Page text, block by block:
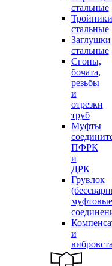
стальные
Тройники
стальные
Заглушки
стальные
Сгоны,
бочата,
резьбы
и
отрезки
труб
Муфты
ПФРК
и
ДРК
Грувлок
муфтовые
и